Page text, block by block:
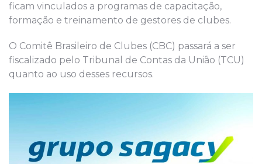
ficam vinculados a programas de capacitação,
formação e treinamento de gestores de clubes.
O Comitê Brasileiro de Clubes (CBC) passará a ser
fiscalizado pelo Tribunal de Contas da União (TCU)
quanto ao uso desses recursos.